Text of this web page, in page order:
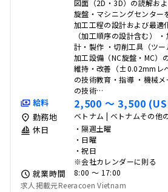
図面（2D・3D）の読解お
旋盤・マシニングセンター
加工工程の設計および最適
（加工順序の設計含む）
計・製作 ・切削工具（ツ
加工設備（NC旋盤・MC）
維持・改善（±0.02mmレ
の技術教育・指導 ・機械
の技術…
給料 2,500 〜 3,500
勤務地 ベトナム | ベトナムその他
休日
・隔週土曜
・日曜
・祝日
※会社カレンダーに則る
就業時間
8:00 〜 17:00
求人掲載元Reeracoen Vietnam